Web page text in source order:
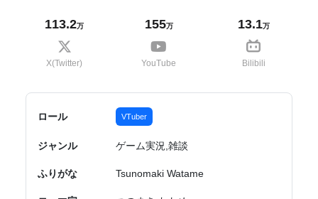
113.2万
X(Twitter)
155万
YouTube
13.1万
Bilibili
ロール VTuber
ジャンル ゲーム実況,雑談
ふりがな Tsunomaki Watame